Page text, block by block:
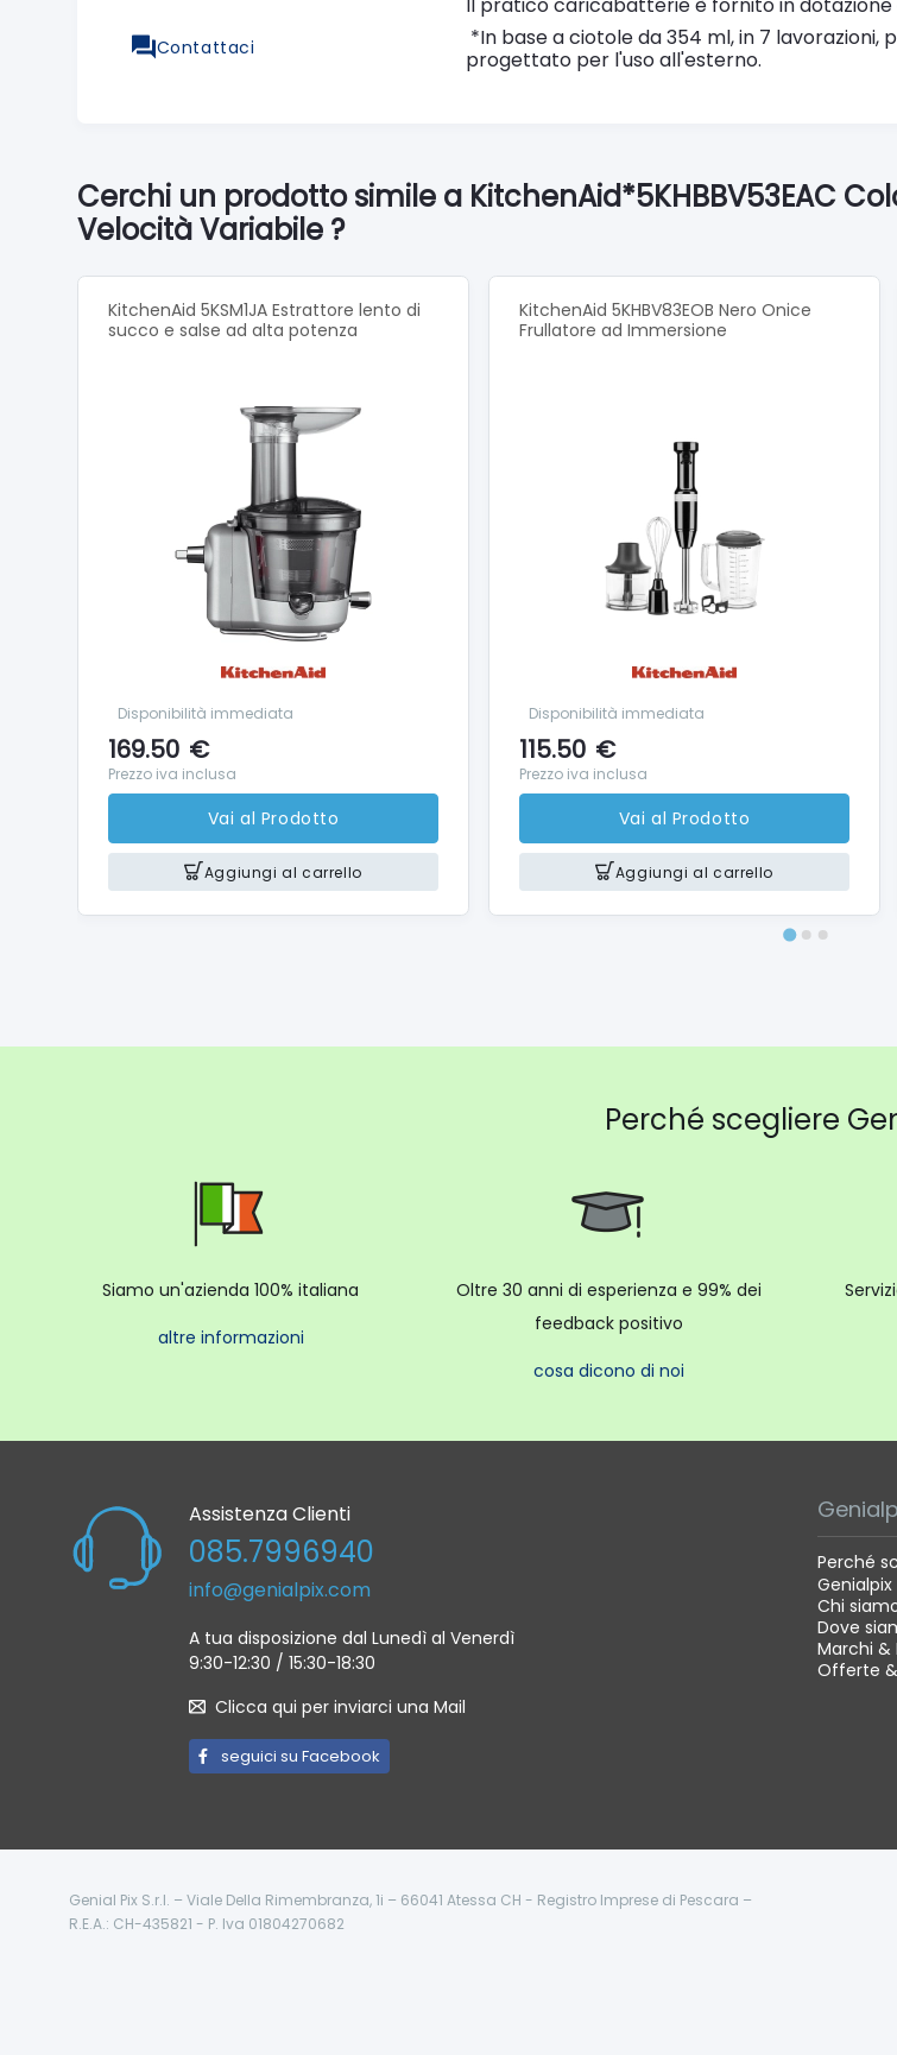
Contattaci
Il pratico caricabatterie è fornito in
*In base a ciotole da 354 ml, in 7
progettato per l'uso all'esterno.
Cerchi un prodotto simile a KitchenAid*5KHBBV53EAC
Velocità Variabile ?
KitchenAid 5KSM1JA Estrattore lento di
succo e salse ad alta potenza
Disponibilità immediata
169.50 €
Prezzo iva inclusa
Vai al Prodotto
Aggiungi al carrello
KitchenAid 5KHBV83EOB Nero Onice
Frullatore ad Immersione
Disponibilità immediata
115.50 €
Prezzo iva inclusa
Vai al Prodotto
Aggiungi al carrello
Perché scegliere
Siamo un'azienda 100% italiana
altre informazioni
Oltre 30 anni di esperienza e 99% dei
feedback positivo
cosa dicono di noi
Assistenza Clienti
085.7996940
info@genialpix.com
A tua disposizione dal Lunedì al Venerdì
9:30-12:30 / 15:30-18:30
Clicca qui per inviarci una Mail
seguici su Facebook
Perché
Genialpix
Chi
Dove
Marchi &
Offerte
Genial Pix S.r.l. – Viale Della Rimembranza, 1i – 66041 Atessa CH - Registro Imprese di Pescara –
R.E.A.: CH-435821 - P. Iva 01804270682